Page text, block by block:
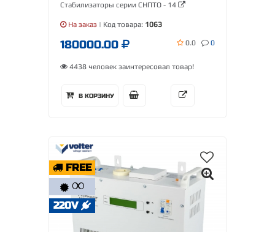
Стабилизаторы серии СНПТО - 14
На заказ | Код товара: 1063
180000.00 0.0 0
4438 человек заинтересовал товар!
В КОРЗИНУ
FREE
∞
220V